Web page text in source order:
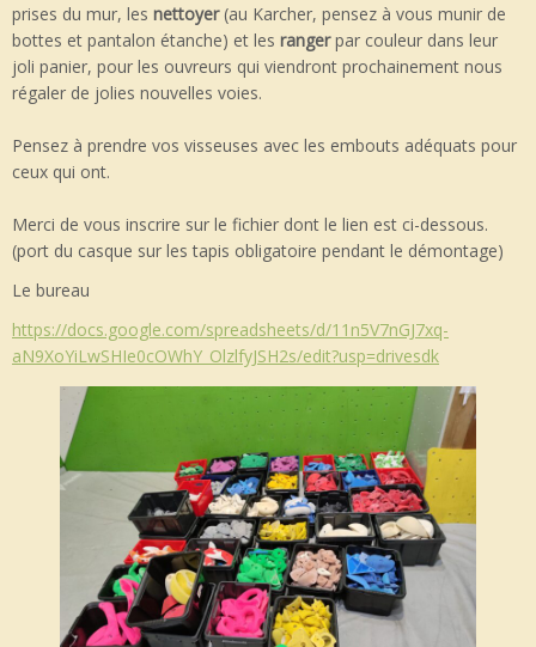
prises du mur, les nettoyer(au Karcher, pensez à vous munir de
bottes et pantalon étanche) et les rangerpar couleur dans leur
joli panier, pour les ouvreurs qui viendront prochainement nous
régaler de jolies nouvelles voies.
Pensez à prendre vos visseuses avec les embouts adéquats pour
ceux qui ont.
Merci de vous inscrire sur le fichier dont le lien est ci-dessous.
(port du casque sur les tapis obligatoire pendant le démontage)
Le bureau
https://docs.google.com/spreadsheets/d/11n5V7nGJ7xq-
aN9XoYiLwSHIe0cOWhY_OlzlfyJSH2s/edit?usp=drivesdk